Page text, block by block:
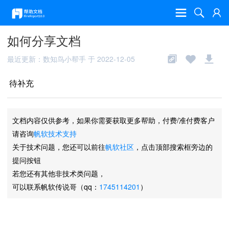
如何分享文档
最近更新：数知鸟小帮手 于 2022-12-05
待补充
文档内容仅供参考，如果你需要获取更多帮助，付费/准付费客户
请咨询帆软技术支持
关于技术问题，您还可以前往帆软社区 ，点击顶部搜索框旁边的
提问按钮
若您还有其他非技术类问题，
可以联系帆软传说哥（qq： 1745114201 ）